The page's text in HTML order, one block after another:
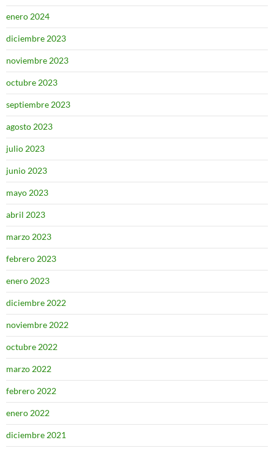
enero 2024
diciembre 2023
noviembre 2023
octubre 2023
septiembre 2023
agosto 2023
julio 2023
junio 2023
mayo 2023
abril 2023
marzo 2023
febrero 2023
enero 2023
diciembre 2022
noviembre 2022
octubre 2022
marzo 2022
febrero 2022
enero 2022
diciembre 2021